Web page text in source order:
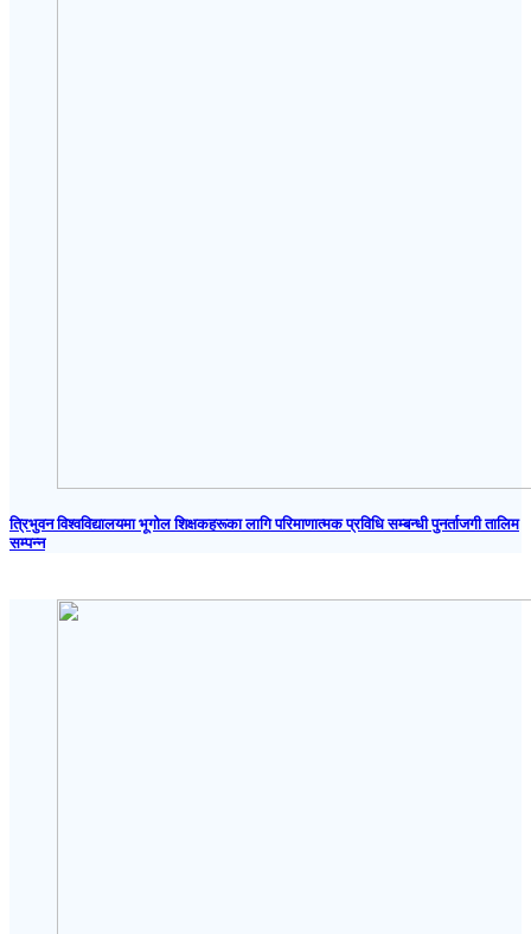
त्रिभुवन विश्वविद्यालयमा भूगोल शिक्षकहरूका लागि परिमाणात्मक प्रविधि सम्बन्धी पुनर्ताजगी तालिम
सम्पन्न